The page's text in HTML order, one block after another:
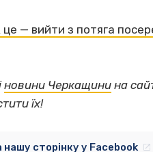
це — вийти з потяга
новини Черкащини на
їх!
нашу сторінку у Facebook